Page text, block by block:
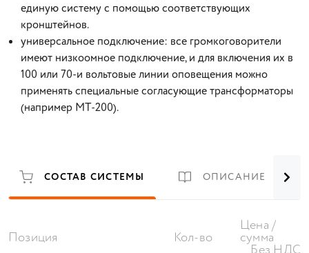
единую систему с помощью соответствующих
кронштейнов.
универсальное подключение: все громкоговорители
имеют низкоомное подключение, и для включения их в
100 или 70-и вольтовые линии оповещения можно
применять специальные согласующие трансформаторы
(например MT-200).
СОСТАВ СИСТЕМЫ ОПИСАНИЕ
Позиция Кол-во
Цена /
сумма